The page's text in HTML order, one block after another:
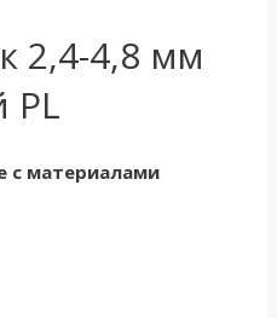
2,4-4,8 мм
PL
с материалами